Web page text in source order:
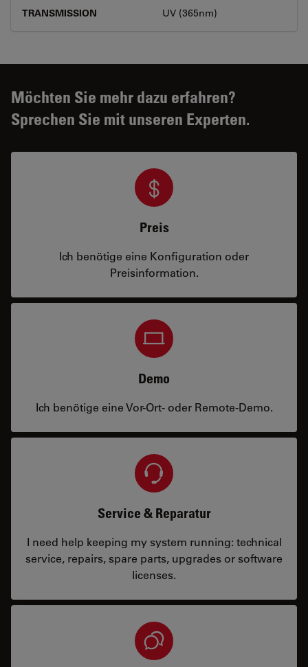
TRANSMISSION UV (365nm)
Möchten Sie mehr dazu erfahren?
Sprechen Sie mit unseren Experten.
Preis
Ich benötige eine Konfiguration oder
Preisinformation.
Demo
Ich benötige eine Vor-Ort- oder Remote-Demo.
Service & Reparatur
I need help keeping my system running: technical
service, repairs, spare parts, upgrades or software
licenses.